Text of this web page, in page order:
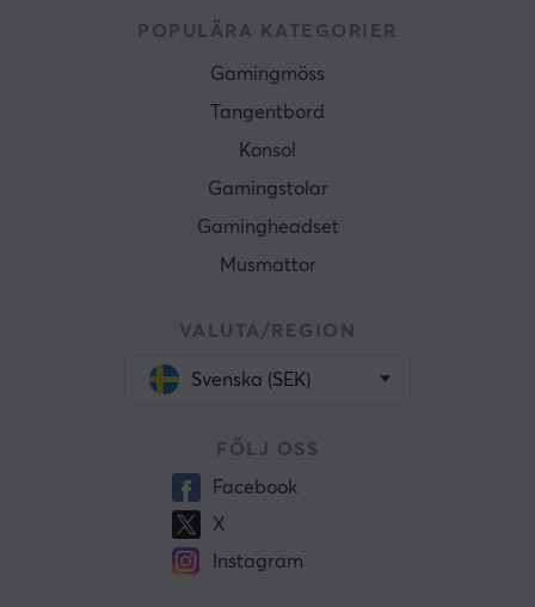
POPULÄRA KATEGORIER
Gamingmöss
Tangentbord
Konsol
Gamingstolar
Gamingheadset
Musmattor
VALUTA/REGION
Svenska (SEK)
FÖLJ OSS
Facebook
X
Instagram